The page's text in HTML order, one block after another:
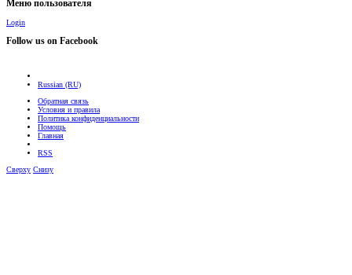
Меню пользователя
Login
Follow us on Facebook
Russian (RU)
Обратная связь
Условия и правила
Политика конфиденциальности
Помощь
Главная
RSS
Сверху Снизу